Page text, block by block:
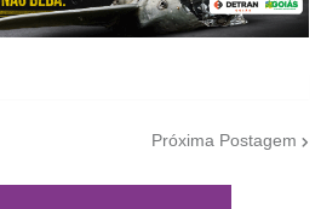
Próxima Postagem